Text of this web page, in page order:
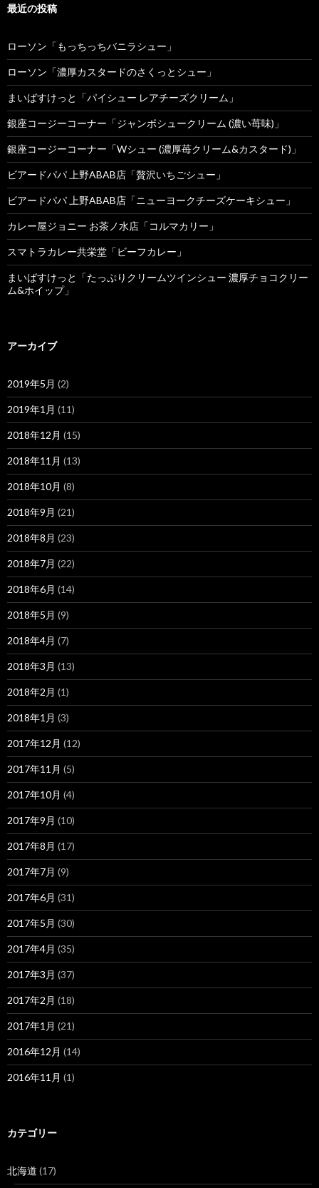
最近の投稿
ローソン「もっちっちバニラシュー」
ローソン「濃厚カスタードのさくっとシュー」
まいばすけっと「パイシュー レアチーズクリーム」
銀座コージーコーナー「ジャンボシュークリーム (濃い苺味)」
銀座コージーコーナー「Wシュー (濃厚苺クリーム&カスタード)」
ビアードパパ 上野ABAB店「贅沢いちごシュー」
ビアードパパ 上野ABAB店「ニューヨークチーズケーキシュー」
カレー屋ジョニー お茶ノ水店「コルマカリー」
スマトラカレー共栄堂「ビーフカレー」
まいばすけっと「たっぷりクリームツインシュー 濃厚チョコクリー
ム&ホイップ」
アーカイブ
2019年5月 (2)
2019年1月 (11)
2018年12月 (15)
2018年11月 (13)
2018年10月 (8)
2018年9月 (21)
2018年8月 (23)
2018年7月 (22)
2018年6月 (14)
2018年5月 (9)
2018年4月 (7)
2018年3月 (13)
2018年2月 (1)
2018年1月 (3)
2017年12月 (12)
2017年11月 (5)
2017年10月 (4)
2017年9月 (10)
2017年8月 (17)
2017年7月 (9)
2017年6月 (31)
2017年5月 (30)
2017年4月 (35)
2017年3月 (37)
2017年2月 (18)
2017年1月 (21)
2016年12月 (14)
2016年11月 (1)
カテゴリー
北海道 (17)